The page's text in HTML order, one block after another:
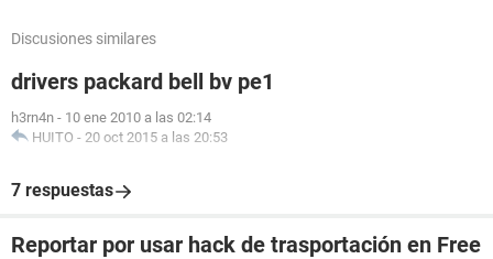
Discusiones similares
drivers packard bell bv pe1
h3rn4n - 10 ene 2010 a las 02:14
HUITO - 20 oct 2015 a las 20:53
7 respuestas
Reportar por usar hack de trasportación en Free